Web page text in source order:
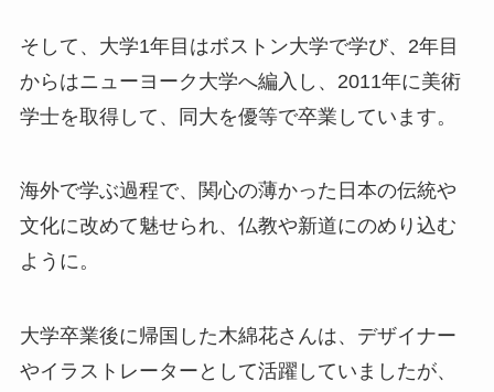
そして、大学1年目はボストン大学で学び、2年目
からはニューヨーク大学へ編入し、2011年に美術
学士を取得して、同大を優等で卒業しています。
海外で学ぶ過程で、関心の薄かった日本の伝統や
文化に改めて魅せられ、仏教や新道にのめり込む
ように。
大学卒業後に帰国した木綿花さんは、デザイナー
やイラストレーターとして活躍していましたが、